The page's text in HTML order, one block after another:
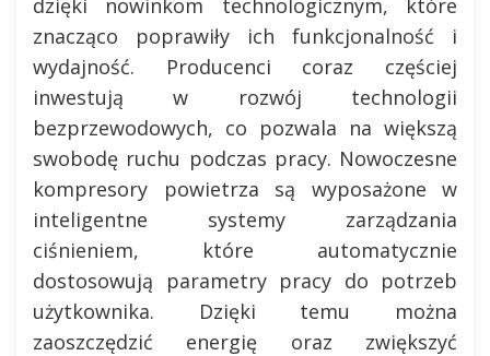
dzięki nowinkom technologicznym, które
znacząco poprawiły ich funkcjonalność i
wydajność. Producenci coraz częściej
inwestują w rozwój technologii
bezprzewodowych, co pozwala na większą
swobodę ruchu podczas pracy. Nowoczesne
kompresory powietrza są wyposażone w
inteligentne systemy zarządzania
ciśnieniem, które automatycznie
dostosowują parametry pracy do potrzeb
użytkownika. Dzięki temu można
zaoszczędzić energię oraz zwiększyć